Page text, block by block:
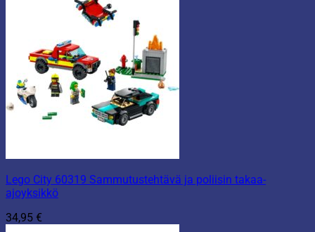
Lego City 60319 Sammutustehtävä ja poliisin takaa-
ajoyksikkö
34,95 €